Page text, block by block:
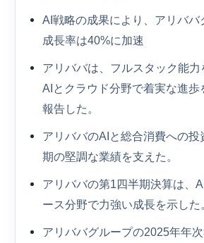
AI戦略の成果により、アリババ
成長率は40%に加速
アリババは、フルスタック能力
AIとクラウド分野で着実な進歩
報告した。
アリババのAIと総合消費への投
期の堅調な業績を支えた。
アリババの第1四半期決算は、
ース分野で力強い成長を示した
アリババグループの2025年年